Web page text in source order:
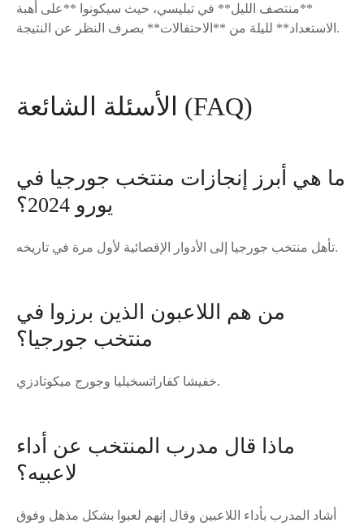
**منتصف الليل** في تبليسي، حيث سيكونوا **على أهبة
الاستعداد** لليلة من **الاحتفالات** بصرف النظر عن النتيجة.
الأسئلة الشائعة (FAQ)
ما هي أبرز إنجازات منتخب جورجيا في
يورو 2024؟
تأهل منتخب جورجيا إلى الأدوار الإقصائية لأول مرة في تاريخه.
من هم اللاعبون الذين برزوا في
منتخب جورجيا؟
خفيشا كفاراتسخيليا وجورج ميكوتادزي.
ماذا قال مدرب المنتخب عن أداء
لاعبيه؟
أشاد المدرب بأداء اللاعبين وقال إنهم لعبوا بشكل مذهل وفوق